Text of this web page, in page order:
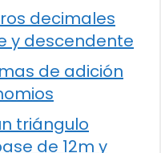
decimales
y descendente
de adición
triángulo
de 12m y